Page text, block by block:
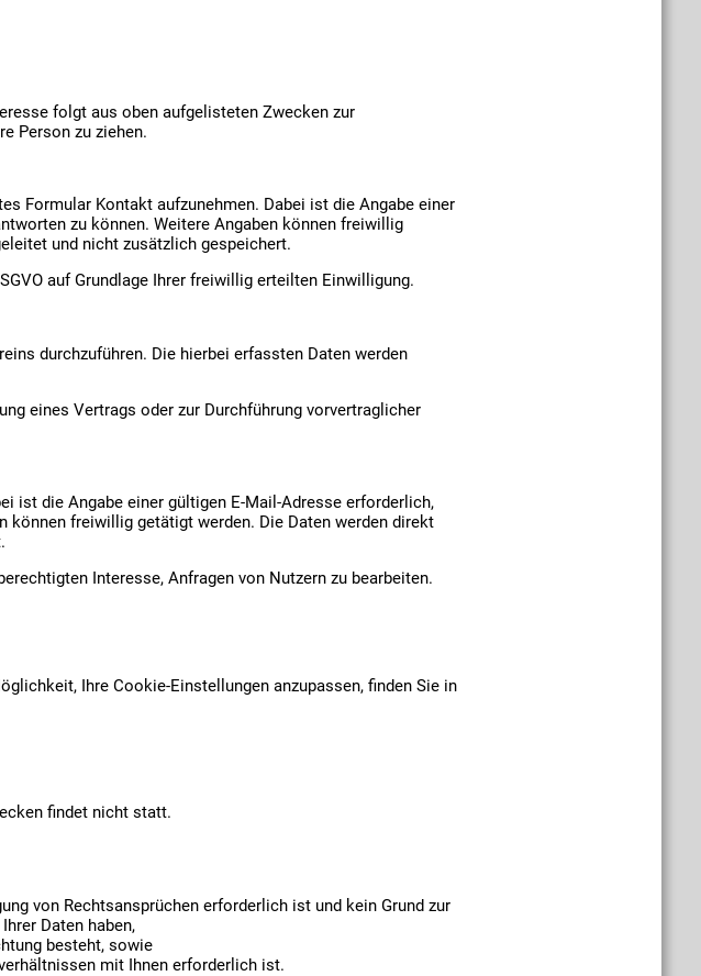
folgt aus oben aufgelisteten Zwecken zur
Person zu ziehen.
Formular Kontakt aufzunehmen. Dabei ist die Angabe einer
zu können. Weitere Angaben können freiwillig
und nicht zusätzlich gespeichert.
auf Grundlage Ihrer freiwillig erteilten Einwilligung.
durchzuführen. Die hierbei erfassten Daten werden
eines Vertrags oder zur Durchführung vorvertraglicher
ist die Angabe einer gültigen E-Mail-Adresse erforderlich,
können freiwillig getätigt werden. Die Daten werden direkt
Interesse, Anfragen von Nutzern zu bearbeiten.
Ihre Cookie-Einstellungen anzupassen, finden Sie in
findet nicht statt.
von Rechtsansprüchen erforderlich ist und kein Grund zur
Daten haben,
besteht, sowie
mit Ihnen erforderlich ist.